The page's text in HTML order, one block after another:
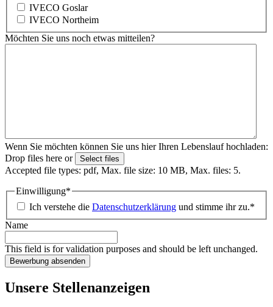
IVECO Goslar
IVECO Northeim
Möchten Sie uns noch etwas mitteilen?
Wenn Sie möchten können Sie uns hier Ihren Lebenslauf hochladen:
Drop files here or
Select files
Accepted file types: pdf, Max. file size: 10 MB, Max. files: 5.
Einwilligung*
Ich verstehe die Datenschutzerklärung und stimme ihr zu.*
Name
This field is for validation purposes and should be left unchanged.
Unsere Stellenanzeigen